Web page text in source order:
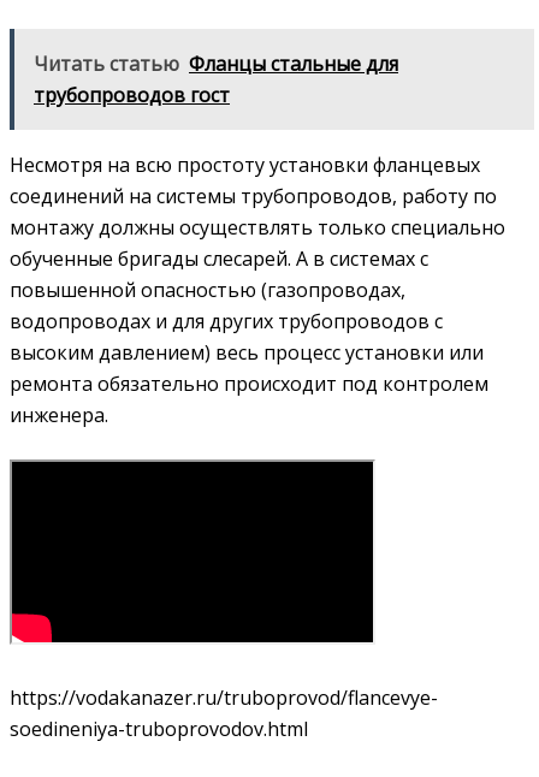
Читать статью Фланцы стальные для
трубопроводов гост
Несмотря на всю простоту установки фланцевых
соединений на системы трубопроводов, работу по
монтажу должны осуществлять только специально
обученные бригады слесарей. А в системах с
повышенной опасностью (газопроводах,
водопроводах и для других трубопроводов с
высоким давлением) весь процесс установки или
ремонта обязательно происходит под контролем
инженера.
https://vodakanazer.ru/truboprovod/flancevye-
soedineniya-truboprovodov.html